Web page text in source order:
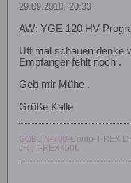
29.09.2010, 20:33
AW: YGE 120 HV
Uff mal schauen denke
Empfänger fehlt noch .
Geb mir Mühe .
Grüße Kalle
GOBLIN-700-Comp-T-REX
JR , T-REX450L